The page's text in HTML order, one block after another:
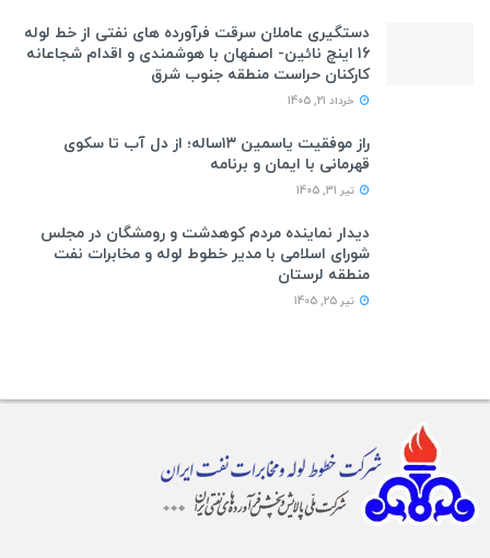
دستگیری عاملان سرقت فرآورده های نفتی از خط لوله
16 اینچ نائین- اصفهان با هوشمندی و اقدام شجاعانه
کارکنان حراست منطقه جنوب شرق
خرداد 21, 1405
راز موفقیت یاسمین ۱۳ساله؛ از دل آب تا سکوی
قهرمانی با ایمان و برنامه
تیر 31, 1405
دیدار نماینده مردم کوهدشت و رومشگان در مجلس
شورای اسلامی با مدیر خطوط لوله و مخابرات نفت
منطقه لرستان
تیر 25, 1405